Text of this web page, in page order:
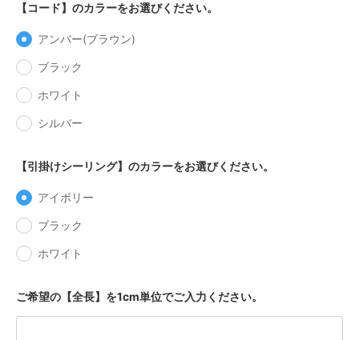
【コード】のカラーをお選びください。
アンバー(ブラウン)
ブラック
ホワイト
シルバー
【引掛けシーリング】のカラーをお選びください。
アイボリー
ブラック
ホワイト
ご希望の【全長】を1cm単位でご入力ください。